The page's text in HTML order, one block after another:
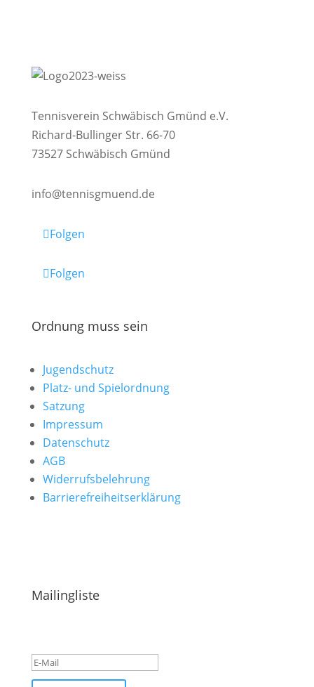
Tennisverein Schwäbisch Gmünd e.V.
Richard-Bullinger Str. 66-70
73527 Schwäbisch Gmünd
info@tennisgmuend.de
Folgen
Folgen
Ordnung muss sein
Jugendschutz
Platz- und Spielordnung
Satzung
Impressum
Datenschutz
AGB
Widerrufsbelehrung
Barrierefreiheitserklärung
Mailingliste